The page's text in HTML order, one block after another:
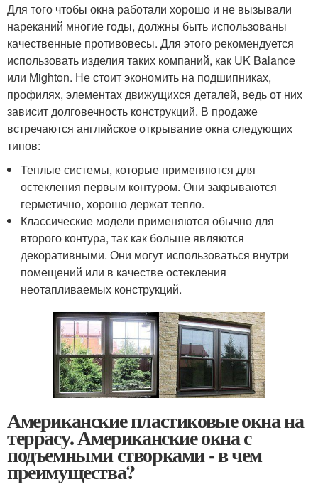
Для того чтобы окна работали хорошо и не вызывали
нареканий многие годы, должны быть использованы
качественные противовесы. Для этого рекомендуется
использовать изделия таких компаний, как UK Balance
или Mighton. Не стоит экономить на подшипниках,
профилях, элементах движущихся деталей, ведь от них
зависит долговечность конструкций. В продаже
встречаются английское открывание окна следующих
типов:
Теплые системы, которые применяются для
остекления первым контуром. Они закрываются
герметично, хорошо держат тепло.
Классические модели применяются обычно для
второго контура, так как больше являются
декоративными. Они могут использоваться внутри
помещений или в качестве остекления
неотапливаемых конструкций.
Американские пластиковые окна на
террасу. Американские окна с
подъемными створками - в чем
преимущества?